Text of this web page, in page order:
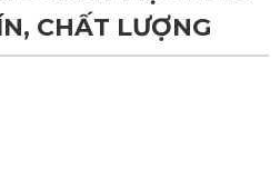
CHẤT LƯỢNG